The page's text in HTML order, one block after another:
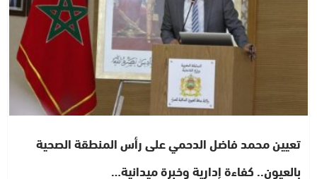
تعيين محمد فاضل الدحمي على رأس المنطقة الصحية
بالعيون.. كفاءة إدارية وخبرة ميدانية…